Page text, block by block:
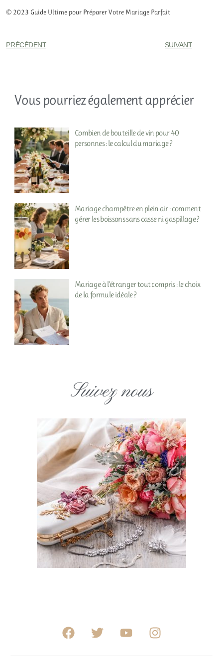
© 2023 Guide Ultime pour Préparer Votre Mariage Parfait
PRÉCÉDENT SUIVANT
Vous pourriez également apprécier
Combien de bouteille de vin pour 40
personnes : le calcul du mariage ?
Mariage champêtre en plein air : comment
gérer les boissons sans casse ni gaspillage ?
Mariage à l’étranger tout compris : le choix
de la formule idéale ?
Suivez nous